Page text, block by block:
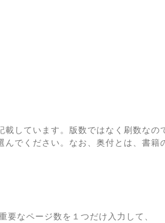
しています。版数ではなく刷数なの
でください。なお、奥付とは、書籍
なページ数を１つだけ入力して、